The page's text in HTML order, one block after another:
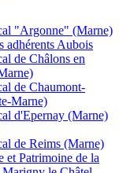
"Argonne" (Marne)
adhérents Aubois
de Châlons en
de Chaumont-
Marne)
d'Epernay (Marne)
de Reims (Marne)
et Patrimoine de la